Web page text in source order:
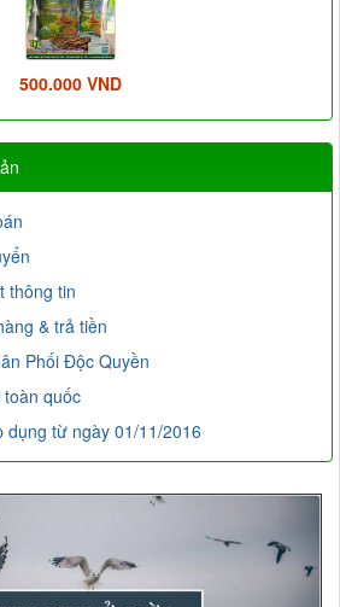
500.000 VND
thông tin
& trả tiền
Phối Độc Quyền
quốc
dụng từ ngày 01/11/2016